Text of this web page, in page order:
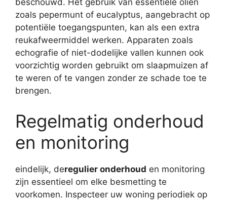
beschouwd. Het gebruik van essentiële oliën
zoals pepermunt of eucalyptus, aangebracht op
potentiële toegangspunten, kan als een extra
reukafweermiddel werken. Apparaten zoals
echografie of niet-dodelijke vallen kunnen ook
voorzichtig worden gebruikt om slaapmuizen af ​​
te weren of te vangen zonder ze schade toe te
brengen.
Regelmatig onderhoud
en monitoring
eindelijk, deregulier onderhoud en monitoring
zijn essentieel om elke besmetting te
voorkomen. Inspecteer uw woning periodiek op